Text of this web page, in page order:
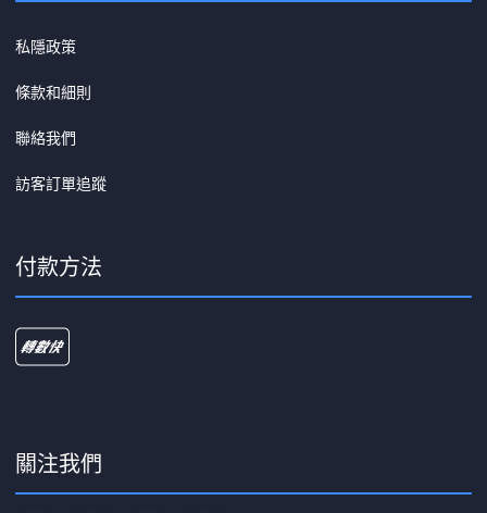
私隱政策
條款和細則
聯絡我們
訪客訂單追蹤
付款方法
關注我們